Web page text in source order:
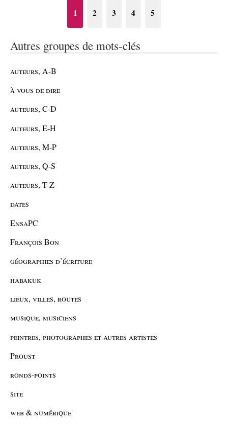
1 2 3 4 5
Autres groupes de mots-clés
auteurs, A-B
à vous de dire
auteurs, C-D
auteurs, E-H
auteurs, M-P
auteurs, Q-S
auteurs, T-Z
dates
EnsaPC
François Bon
géographies d’écriture
habakuk
lieux, villes, routes
musique, musiciens
peintres, photographes et autres artistes
Proust
ronds-points
site
web & numérique